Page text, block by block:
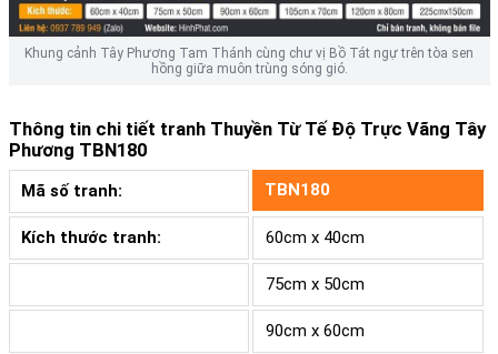
Khung cảnh Tây Phương Tam Thánh cùng chư vị Bồ Tát ngự trên tòa sen
hồng giữa muôn trùng sóng gió.
Thông tin chi tiết tranh Thuyền Từ Tế Độ Trực Vãng Tây
Phương TBN180
Mã số tranh: TBN180
Kích thước tranh: 60cm x 40cm
75cm x 50cm
90cm x 60cm